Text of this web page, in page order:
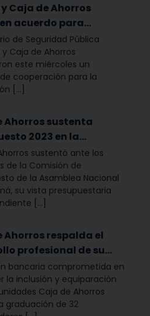
Caja de Ahorros
acuerdo para
al CON
de Seguridad Pública
Caja de Ahorros
este miércoles un
cooperación para la
[...]
Ahorros sustenta
2023 en la
Nacional de Panamá
sustentó ante los
de la Comisión de
de la Asamblea Nacional
su vista presupuestaria
[...]
Ahorros respalda el
profesional de su
bancaria comprometida en
la inclusión y equiparación
Caja de Ahorros
graduación de 32